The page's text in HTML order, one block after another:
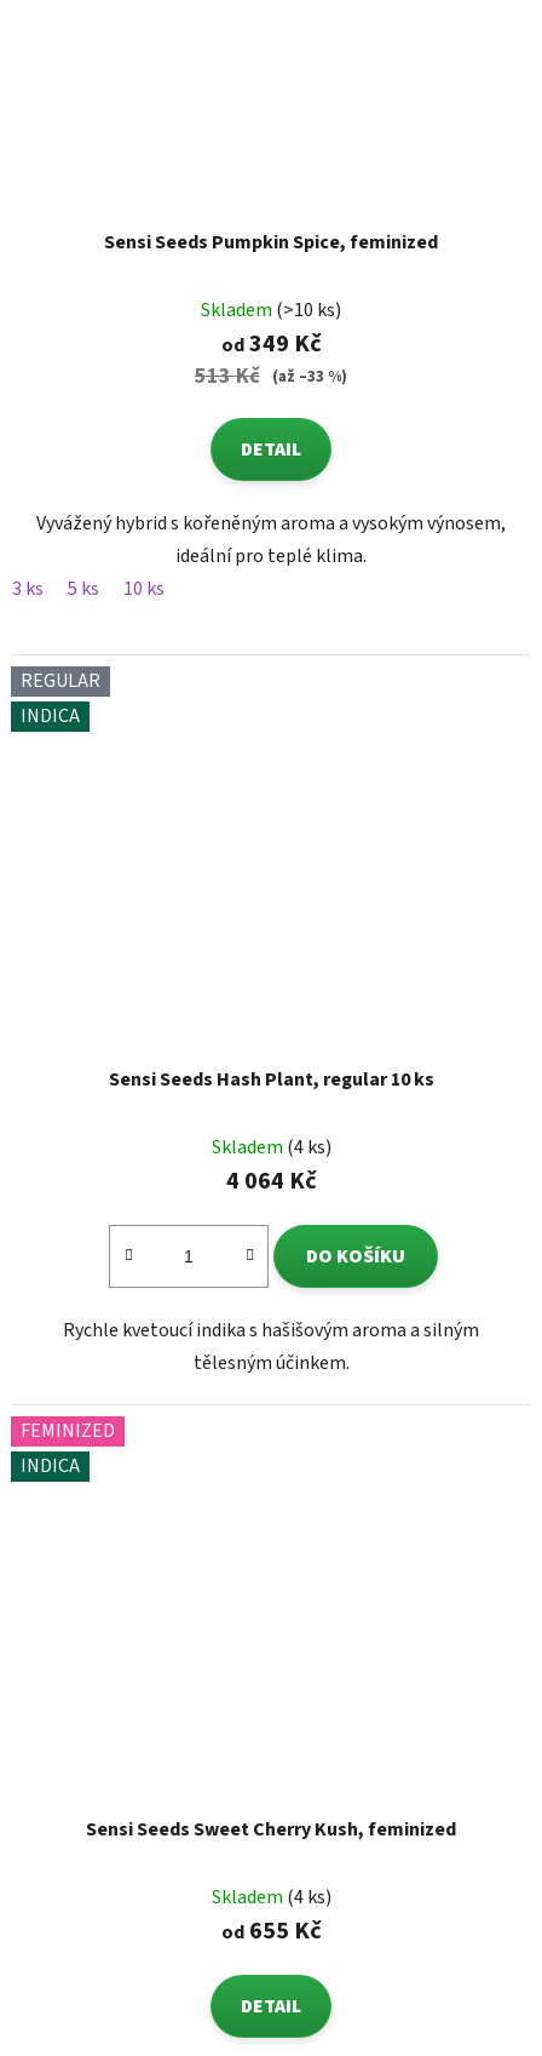
Sensi Seeds Pumpkin Spice, feminized
Skladem (>10 ks)
od349 Kč
513 Kč (až –33 %)
DETAIL
Vyvážený hybrid s kořeněným aroma a vysokým výnosem,
ideální pro teplé klima.
3 ks
5 ks 10 ks
REGULAR
INDICA
Sensi Seeds Hash Plant, regular 10 ks
Skladem (4 ks)
4 064 Kč
DO KOŠÍKU
Rychle kvetoucí indika s hašišovým aroma a silným
tělesným účinkem.
FEMINIZED
INDICA
Sensi Seeds Sweet Cherry Kush, feminized
Skladem (4 ks)
od655 Kč
DETAIL